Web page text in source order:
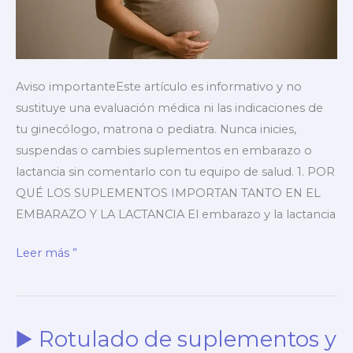
micronutrientes
Aviso importanteEste artículo es informativo y no
sustituye una evaluación médica ni las indicaciones de
tu ginecólogo, matrona o pediatra. Nunca inicies,
suspendas o cambies suplementos en embarazo o
lactancia sin comentarlo con tu equipo de salud. 1. POR
QUÉ LOS SUPLEMENTOS IMPORTAN TANTO EN EL
EMBARAZO Y LA LACTANCIA El embarazo y la lactancia
▶️
en
embarazo
Leer más ”
▶️ Rotulado de suplementos y